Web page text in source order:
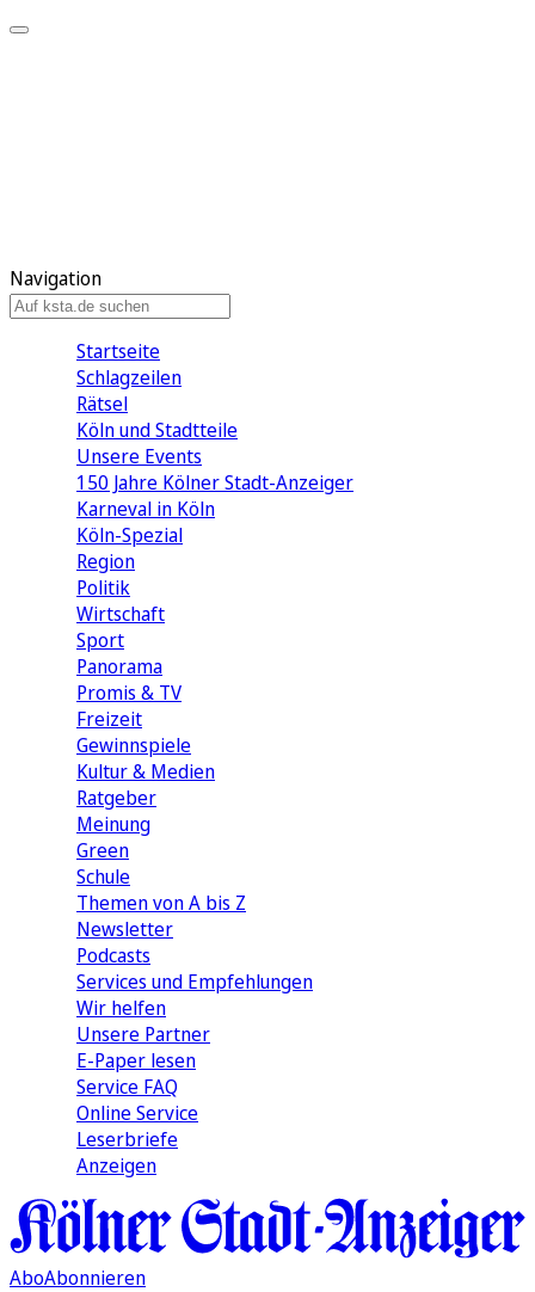
Navigation
Startseite
Schlagzeilen
Rätsel
Köln und Stadtteile
Unsere Events
150 Jahre Kölner Stadt-Anzeiger
Karneval in Köln
Köln-Spezial
Region
Politik
Wirtschaft
Sport
Panorama
Promis & TV
Freizeit
Gewinnspiele
Kultur & Medien
Ratgeber
Meinung
Green
Schule
Themen von A bis Z
Newsletter
Podcasts
Services und Empfehlungen
Wir helfen
Unsere Partner
E-Paper lesen
Service FAQ
Online Service
Leserbriefe
Anzeigen
AboAbonnieren